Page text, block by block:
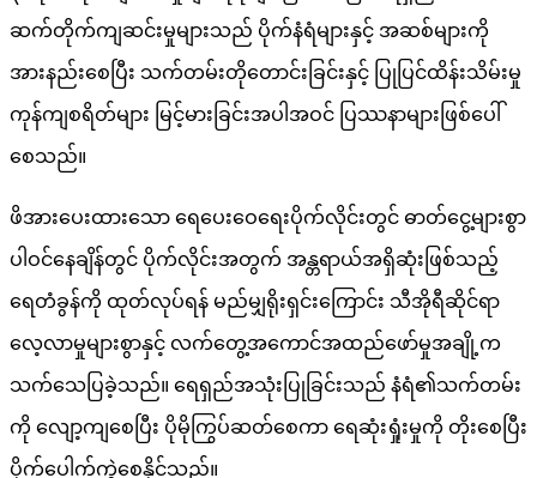
ဆက်တိုက်ကျဆင်းမှုများသည် ပိုက်နံရံများနှင့် အဆစ်များကို
အားနည်းစေပြီး သက်တမ်းတိုတောင်းခြင်းနှင့် ပြုပြင်ထိန်းသိမ်းမှု
ကုန်ကျစရိတ်များ မြင့်မားခြင်းအပါအဝင် ပြဿနာများဖြစ်ပေါ်
စေသည်။
ဖိအားပေးထားသော ရေပေးဝေရေးပိုက်လိုင်းတွင် ဓာတ်ငွေ့များစွာ
ပါဝင်နေချိန်တွင် ပိုက်လိုင်းအတွက် အန္တရာယ်အရှိဆုံးဖြစ်သည့်
ရေတံခွန်ကို ထုတ်လုပ်ရန် မည်မျှရိုးရှင်းကြောင်း သီအိုရီဆိုင်ရာ
လေ့လာမှုများစွာနှင့် လက်တွေ့အကောင်အထည်ဖော်မှုအချို့က
သက်သေပြခဲ့သည်။ ရေရှည်အသုံးပြုခြင်းသည် နံရံ၏သက်တမ်း
ကို လျော့ကျစေပြီး ပိုမိုကြွပ်ဆတ်စေကာ ရေဆုံးရှုံးမှုကို တိုးစေပြီး
ပိုက်ပေါက်ကွဲစေနိုင်သည်။